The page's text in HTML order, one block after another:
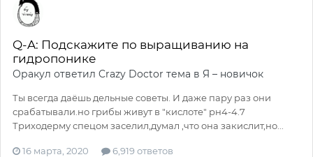
Q-A: Подскажите по выращиванию на
гидропонике
Оракул ответил Crazy Doctor тема в Я – новичок
Ты всегда даёшь дельные советы. И даже пару раз они
срабатывали.но грибы живут в "кислоте" рн4-4.7
Триходерму спецом заселил,думал ,что она закислит,но...
16 марта, 2020 6,919 ответов